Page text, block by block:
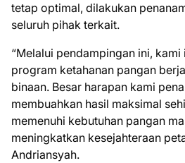
tetap optimal, dilakukan
seluruh pihak terkait.
“Melalui pendampingan ini,
program ketahanan pangan
binaan. Besar harapan kami
membuahkan hasil maksimal
memenuhi kebutuhan pangan
meningkatkan kesejahteraan
Andriansyah.